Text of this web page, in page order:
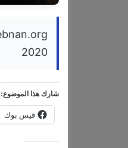
2020
شارك هذا الموضوع:
فيس بوك